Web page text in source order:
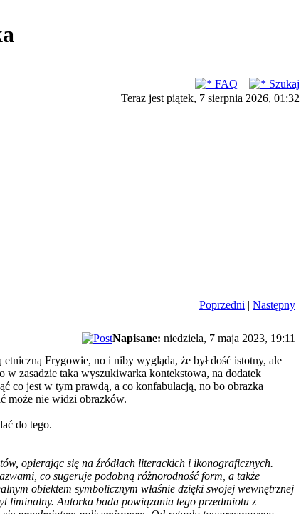
FAQ
Szukaj
Teraz jest piątek, 7 sierpnia 2026, 01:32
Poprzedni | Następny
Napisane: niedziela, 7 maja 2023, 19:11
Frygowie, no i niby wygląda, że był dość istotny, ale
zasadzie taka wyszukiwarka kontekstowa, na dodatek
co jest w tym prawdą, a co konfabulacją, no bo obrazka
może nie widzi obrazków.
do tego.
opierając się na źródłach literackich i ikonograficznych.
co sugeruje podobną różnorodność form, a także
obiektem symbolicznym właśnie dzięki swojej wewnętrznej
liminalny. Autorka bada powiązania tego przedmiotu z